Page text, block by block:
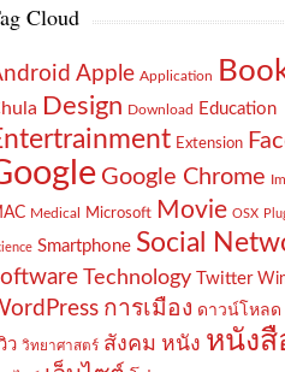
Cloud
Apple Application
Design Download Education
Extension
Google Chrome
Medical Microsoft Movie OSX
Smartphone Social
Technology Twitter
การเมือง ดาวน์โหลด
ว วิทยาศาสตร์ สังคม หนัง หนังสื